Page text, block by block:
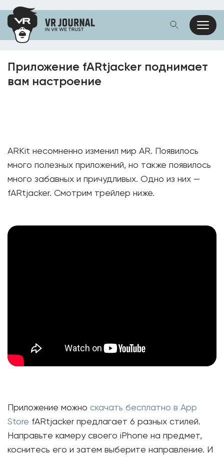
Приложение fARtjacker поднимает
вам настроение
ARKit несомненно изменил мир AR. Появилось
много полезных приложений, но также появилось
много забавных и причудливых. Одно из них —
fARtjacker. Смотрим трейлер ниже.
Приложение можно скачать бесплатно в App
Store fARtjacker предлагает 6 разных стилей.
Направьте камеру своего iPhone на предмет,
коснитесь его и затем выберите направление. И